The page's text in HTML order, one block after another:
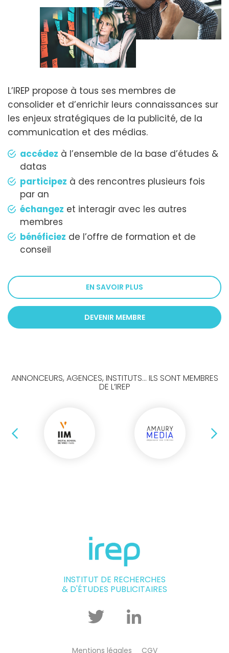
L’IREP propose à tous ses membres de
consolider et d’enrichir leurs connaissances sur
les enjeux stratégiques de la publicité, de la
communication et des médias.
accédez à l’ensemble de la base d’études &
datas
participez à des rencontres plusieurs fois
par an
échangez et interagir avec les autres
membres
bénéficiez de l’offre de formation et de
conseil
EN SAVOIR PLUS
DEVENIR MEMBRE
ANNONCEURS, AGENCES, INSTITUTS... ILS SONT MEMBRES
DE L’IREP
Précédent
INSTITUT DE RECHERCHES
& D'ÉTUDES PUBLICITAIRES
Twitter Linkedin
Mentions légales CGV